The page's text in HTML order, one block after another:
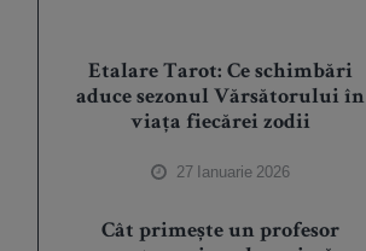
Etalare Tarot: Ce schimbări
aduce sezonul Vărsătorului în
viața fiecărei zodii
27 Ianuarie 2026
Cât primește un profesor